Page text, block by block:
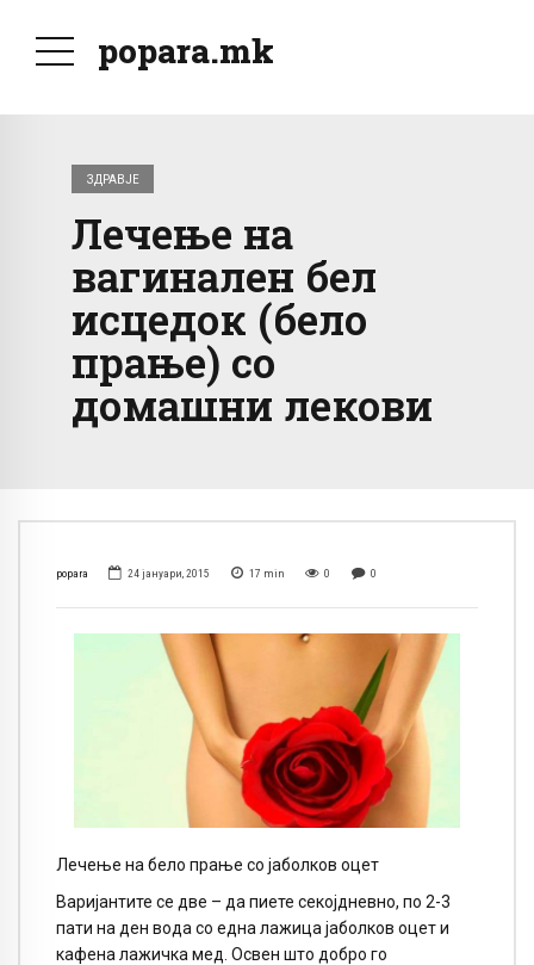
popara.mk
ЗДРАВЈЕ
Лечење на
вагинален бел
исцедок (бело
прање) со
домашни лекови
popara 24 јануари, 2015 17 min 0 0
Лечење на бело прање со јаболков оцет
Варијантите се две – да пиете секојдневно, по 2-3
пати на ден вода со една лажица јаболков оцет и
кафена лажичка мед. Освен што добро го